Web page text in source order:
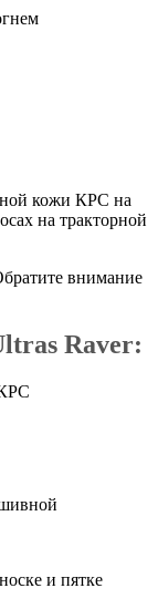
кожи КРС на
на тракторной
внимание
Raver:
и пятке